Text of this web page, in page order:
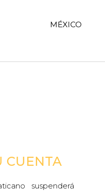
MÉXICO
CUENTA
suspenderá